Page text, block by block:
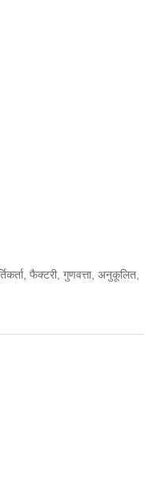
फैक्टरी, गुणवत्ता, अनुकूलित,